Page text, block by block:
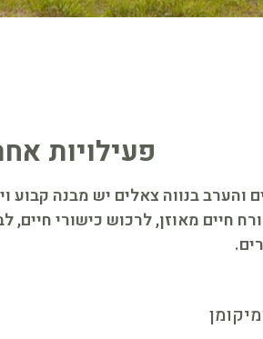
פעילויות
והערב בנווה צאלים יש מבנה קבוע
חיים מאוזן, לרכוש כישורי חיים,